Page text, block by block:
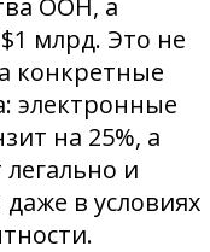
ООН, а
млрд. Это не
конкретные
электронные
на 25%, а
и
в условиях